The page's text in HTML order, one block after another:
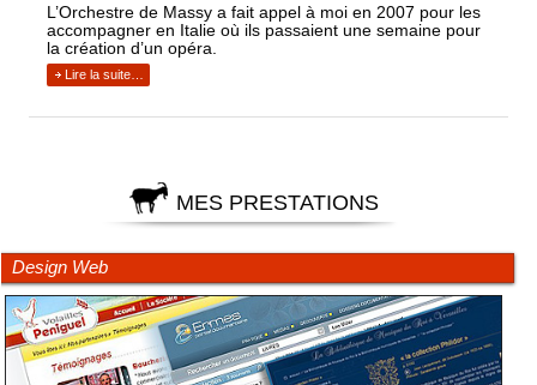
L’Orchestre de Massy a fait appel à moi en 2007 pour les
accompagner en Italie où ils passaient une semaine pour
la création d’un opéra.
Lire la suite…
MES PRESTATIONS
Design Web